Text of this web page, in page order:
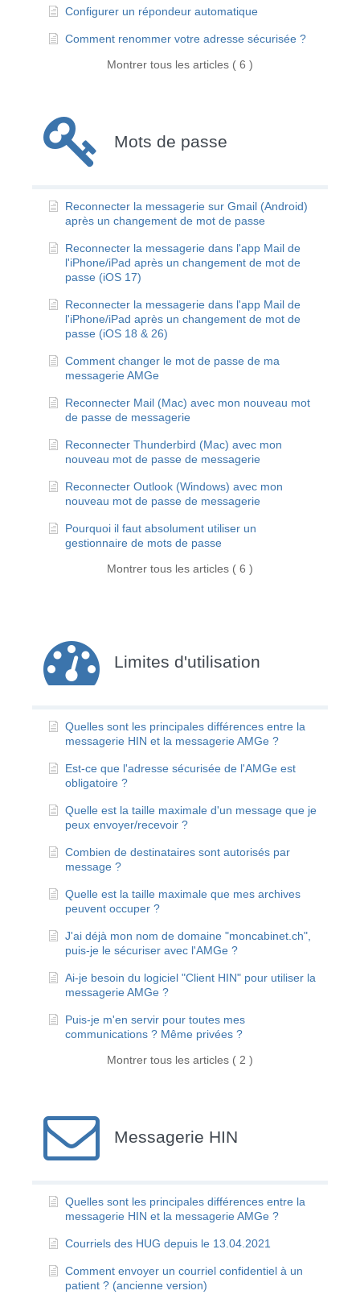
Configurer un répondeur automatique
Comment renommer votre adresse sécurisée ?
Montrer tous les articles ( 6 )
Mots de passe
Reconnecter la messagerie sur Gmail (Android)
après un changement de mot de passe
Reconnecter la messagerie dans l'app Mail de
l'iPhone/iPad après un changement de mot de
passe (iOS 17)
Reconnecter la messagerie dans l'app Mail de
l'iPhone/iPad après un changement de mot de
passe (iOS 18 & 26)
Comment changer le mot de passe de ma
messagerie AMGe
Reconnecter Mail (Mac) avec mon nouveau mot
de passe de messagerie
Reconnecter Thunderbird (Mac) avec mon
nouveau mot de passe de messagerie
Reconnecter Outlook (Windows) avec mon
nouveau mot de passe de messagerie
Pourquoi il faut absolument utiliser un
gestionnaire de mots de passe
Montrer tous les articles ( 6 )
Limites d'utilisation
Quelles sont les principales différences entre la
messagerie HIN et la messagerie AMGe ?
Est-ce que l'adresse sécurisée de l'AMGe est
obligatoire ?
Quelle est la taille maximale d'un message que je
peux envoyer/recevoir ?
Combien de destinataires sont autorisés par
message ?
Quelle est la taille maximale que mes archives
peuvent occuper ?
J'ai déjà mon nom de domaine "moncabinet.ch",
puis-je le sécuriser avec l'AMGe ?
Ai-je besoin du logiciel "Client HIN" pour utiliser la
messagerie AMGe ?
Puis-je m'en servir pour toutes mes
communications ? Même privées ?
Montrer tous les articles ( 2 )
Messagerie HIN
Quelles sont les principales différences entre la
messagerie HIN et la messagerie AMGe ?
Courriels des HUG depuis le 13.04.2021
Comment envoyer un courriel confidentiel à un
patient ? (ancienne version)